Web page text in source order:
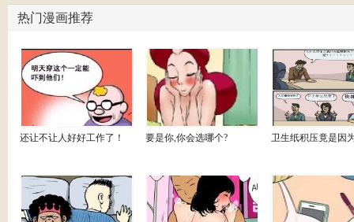
热门漫画推荐
还让不让人好好工作了！ 要是你,你会选哪个? 卫生纸积压竟是因